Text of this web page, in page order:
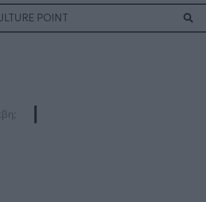
POINT